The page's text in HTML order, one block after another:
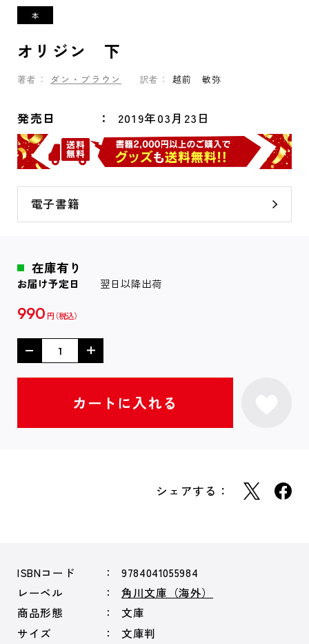
オリジン 下
著者： ダン・ブラウン 訳者： 越前 敏弥
発売日 2019年03月23日
電子書籍
在庫有り
お届け予定日 翌日以降出荷
990 円
シェアする：
ISBNコード
9784041055984
レーベル
角川文庫（海外）
商品形態
文庫
サイズ
文庫判